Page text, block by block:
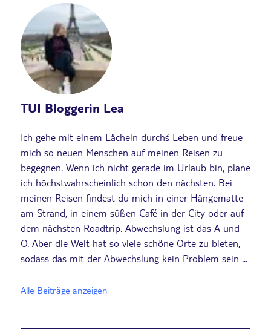
TUI Bloggerin Lea
Ich gehe mit einem Lächeln durch´s Leben und freue
mich so neuen Menschen auf meinen Reisen zu
begegnen. Wenn ich nicht gerade im Urlaub bin, plane
ich höchstwahrscheinlich schon den nächsten. Bei
meinen Reisen findest du mich in einer Hängematte
am Strand, in einem süßen Café in der City oder auf
dem nächsten Roadtrip. Abwechslung ist das A und
O. Aber die Welt hat so viele schöne Orte zu bieten,
sodass das mit der Abwechslung kein Problem sein ...
Alle Beiträge anzeigen